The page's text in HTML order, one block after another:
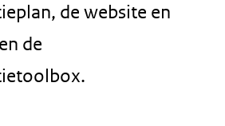
de website en
de